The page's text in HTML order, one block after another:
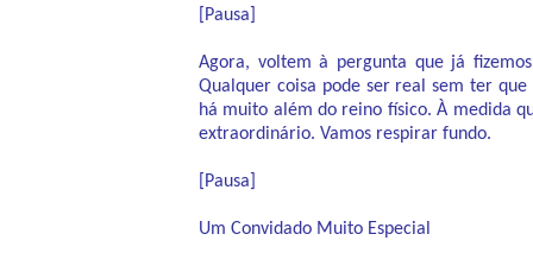
[Pausa]
Agora, voltem à pergunta que já
Qualquer coisa pode ser real sem ter
há muito além do reino físico. À medida
extraordinário. Vamos respirar fundo.
[Pausa]
Um Convidado Muito Especial